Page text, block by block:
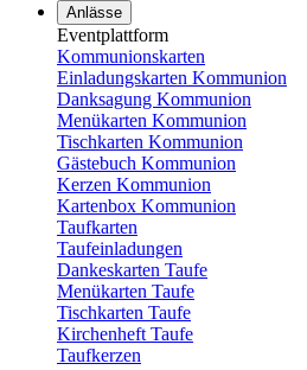
Anlässe
Eventplattform
Kommunionskarten
Einladungskarten Kommunion
Danksagung Kommunion
Menükarten Kommunion
Tischkarten Kommunion
Gästebuch Kommunion
Kerzen Kommunion
Kartenbox Kommunion
Taufkarten
Taufeinladungen
Dankeskarten Taufe
Menükarten Taufe
Tischkarten Taufe
Kirchenheft Taufe
Taufkerzen